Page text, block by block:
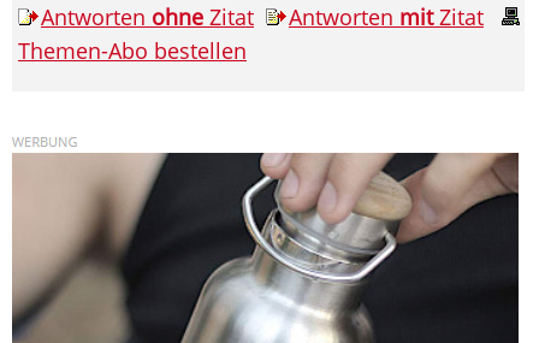
Antworten ohne Zitat Antworten mitZitat
Themen-Abo bestellen